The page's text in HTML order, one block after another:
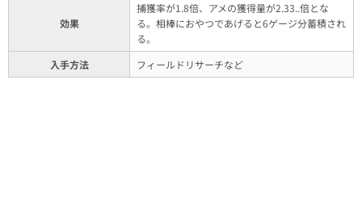
効果
捕獲率が1.8倍、アメの獲得量が2.33..倍とな
る。相棒におやつであげると6ゲージ分蓄積され
る。
入手方法
フィールドリサーチなど